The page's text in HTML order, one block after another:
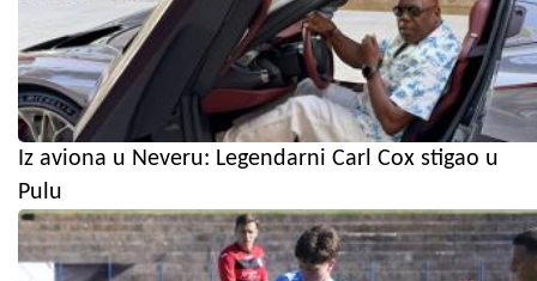
Iz aviona u Neveru: Legendarni Carl Cox stigao u
Pulu